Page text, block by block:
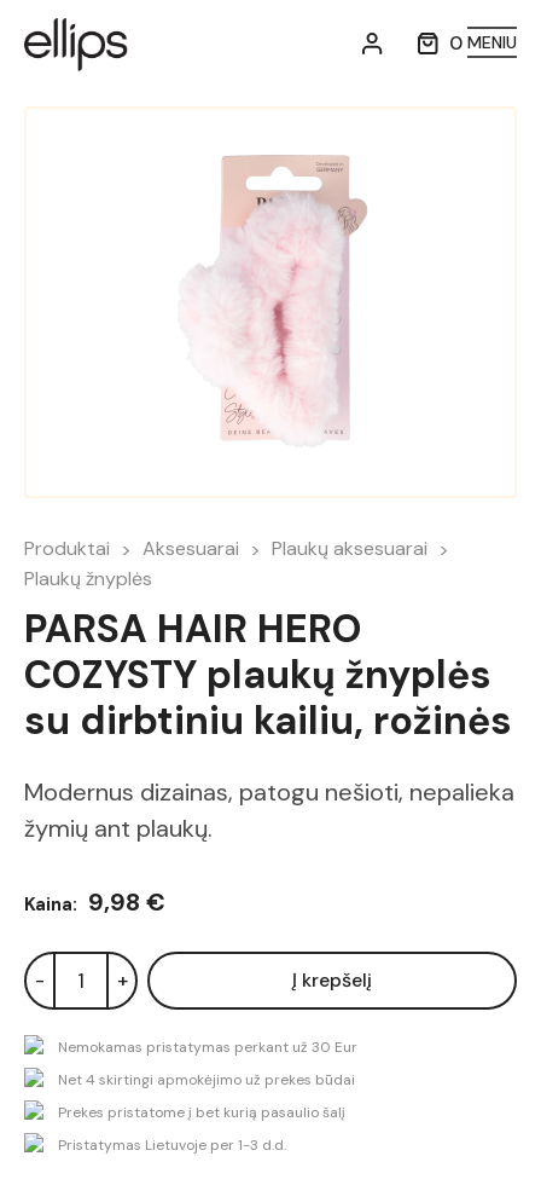
0 MENIU
Produktai Aksesuarai
Plaukų aksesuarai
Plaukų žnyplės
PARSA HAIR HERO
COZYSTY plaukų žnyplės
su dirbtiniu kailiu, rožinės
Modernus dizainas, patogu nešioti, nepalieka
žymių ant plaukų.
Kaina: 9,98 €
- + Į krepšelį
Nemokamas pristatymas perkant už 30 Eur
Net 4 skirtingi apmokėjimo už prekes būdai
Prekes pristatome į bet kurią pasaulio šalį
Pristatymas Lietuvoje per 1-3 d.d.